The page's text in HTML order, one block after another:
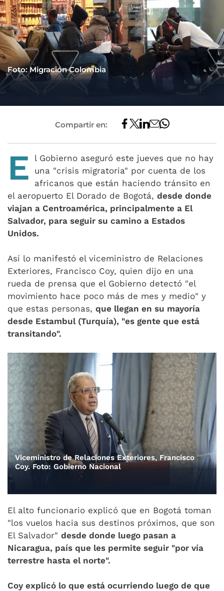
Foto: Migración Colombia
Compartir en:
E
l Gobierno aseguró este jueves que no hay
una "crisis migratoria" por cuenta de los
africanos que están haciendo tránsito en
el aeropuerto El Dorado de Bogotá, desde donde
viajan a Centroamérica, principalmente a El
Salvador, para seguir su camino a Estados
Unidos.
Así lo manifestó el viceministro de Relaciones
Exteriores, Francisco Coy, quien dijo en una
rueda de prensa que el Gobierno detectó "el
movimiento hace poco más de mes y medio" y
que estas personas, que llegan en su mayoría
desde Estambul (Turquía), "es gente que está
transitando".
Viceministro de Relaciones Exteriores, Francisco
Coy. Foto: Gobierno Nacional
El alto funcionario explicó que en Bogotá toman
"los vuelos hacia sus destinos próximos, que son
El Salvador" desde donde luego pasan a
Nicaragua, país que les permite seguir "por vía
terrestre hasta el norte".
Coy explicó lo que está ocurriendo luego de que